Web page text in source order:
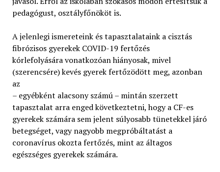
pedagógust, osztályfőnököt is.
A jelenlegi ismereteink és tapasztalataink a cisztás
fibrózisos gyerekek COVID-19 fertőzés
kórlefolyására vonatkozóan hiányosak, mivel
(szerencsére) kevés gyerek fertőzödött meg, azonban
az
– egyébként alacsony számú – mintán szerzett
tapasztalat arra enged következtetni, hogy a CF-es
gyerekek számára sem jelent súlyosabb tünetekkel járó
betegséget, vagy nagyobb megpróbáltatást a
coronavírus okozta fertőzés, mint az áltagos
egészséges gyerekek számára.